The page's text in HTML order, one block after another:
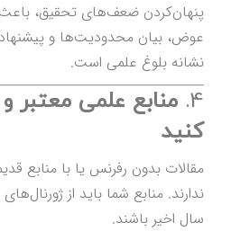
پنهان‌کردن ضعف‌های تحقیق، باعث
عوض، بیان محدودیت‌ها و
نشانه بلوغ علمی است.
4. منابع علمی معتبر
کنید
مقالات بدون رفرنس یا با منابع
سال اخیر باشند.